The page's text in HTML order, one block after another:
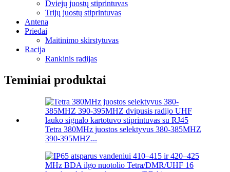
Dviejų juostų stiprintuvas
Trijų juostų stiprintuvas
Antena
Priedai
Maitinimo skirstytuvas
Racija
Rankinis radijas
Teminiai produktai
Tetra 380MHz juostos selektyvus 380-385MHZ
390-395MHZ...